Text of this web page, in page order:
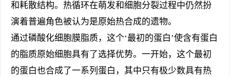
和耗散结构。热循环在萌发和细胞分裂过程中仍然扮
演着普遍角色被认为是原始热合成的遗物。
通过磷酸化细胞膜脂质，这个‘最初的蛋白’使含有蛋白
的脂质原始细胞具有了选择优势。一开始，这个最初
的蛋白也合成了一系列蛋白，其中只有极少数具有热